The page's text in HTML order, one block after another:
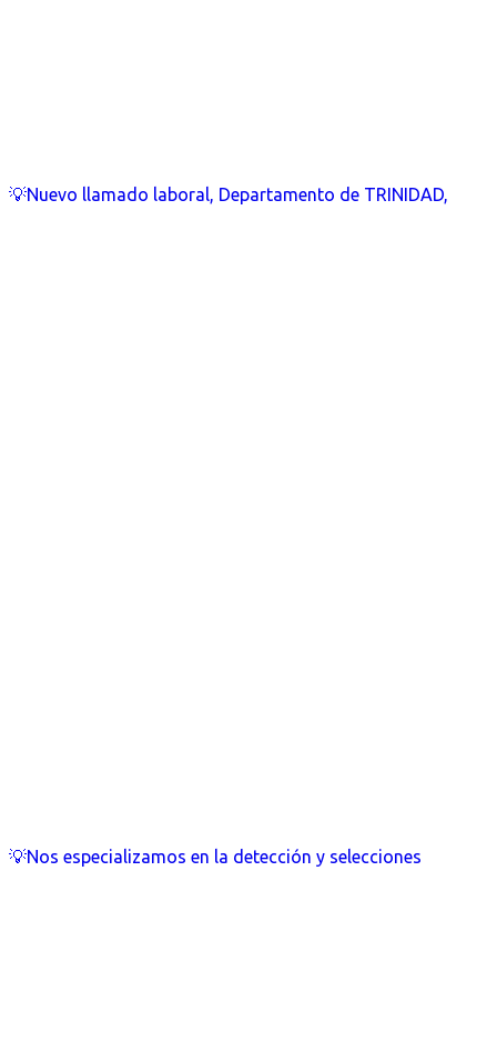
💡Nuevo llamado laboral, Departamento de TRINIDAD,
💡Nos especializamos en la detección y selecciones